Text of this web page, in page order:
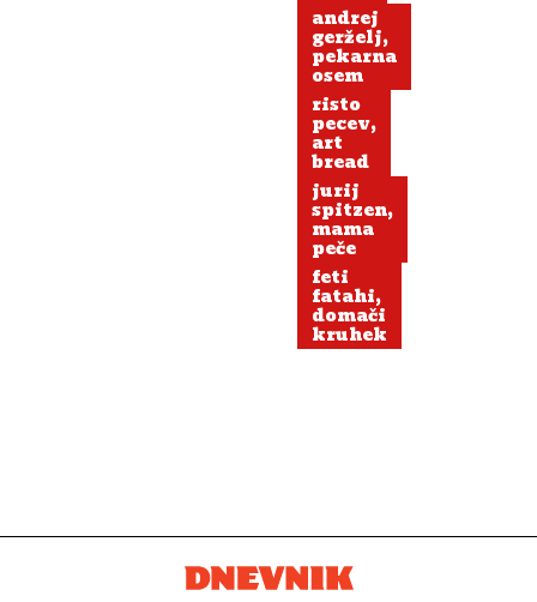
andrej
gerželj,
pekarna
osem
risto
pecev,
art
bread
jurij
spitzen,
mama
peče
feti
fatahi,
domači
kruhek